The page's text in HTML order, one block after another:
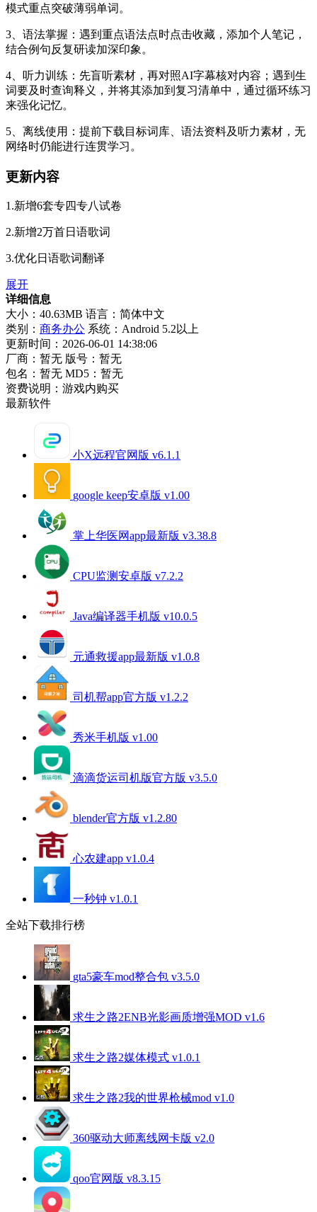
模式重点突破薄弱单词。
3、语法掌握：遇到重点语法点时点击收藏，添加个人笔记，
结合例句反复研读加深印象。
4、听力训练：先盲听素材，再对照AI字幕核对内容；遇到生
词要及时查询释义，并将其添加到复习清单中，通过循环练习
来强化记忆。
5、离线使用：提前下载目标词库、语法资料及听力素材，无
网络时仍能进行连贯学习。
更新内容
1.新增6套专四专八试卷
2.新增2万首日语歌词
3.优化日语歌词翻译
展开
详细信息
大小：40.63MB 语言：简体中文
类别： 商务办公 系统：Android 5.2以上
更新时间：2026-06-01 14:38:06
厂商：暂无 版号：暂无
包名：暂无 MD5：暂无
资费说明：游戏内购买
最新软件
小X远程官网版 v6.1.1
google keep安卓版 v1.00
掌上华医网app最新版 v3.38.8
CPU监测安卓版 v7.2.2
Java编译器手机版 v10.0.5
元通救援app最新版 v1.0.8
司机帮app官方版 v1.2.2
秀米手机版 v1.00
滴滴货运司机版官方版 v3.5.0
blender官方版 v1.2.80
心农建app v1.0.4
一秒钟 v1.0.1
全站下载排行榜
gta5豪车mod整合包 v3.5.0
求生之路2ENB光影画质增强MOD v1.6
求生之路2媒体模式 v1.0.1
求生之路2我的世界枪械mod v1.0
360驱动大师离线网卡版 v2.0
qoo官网版 v8.3.15